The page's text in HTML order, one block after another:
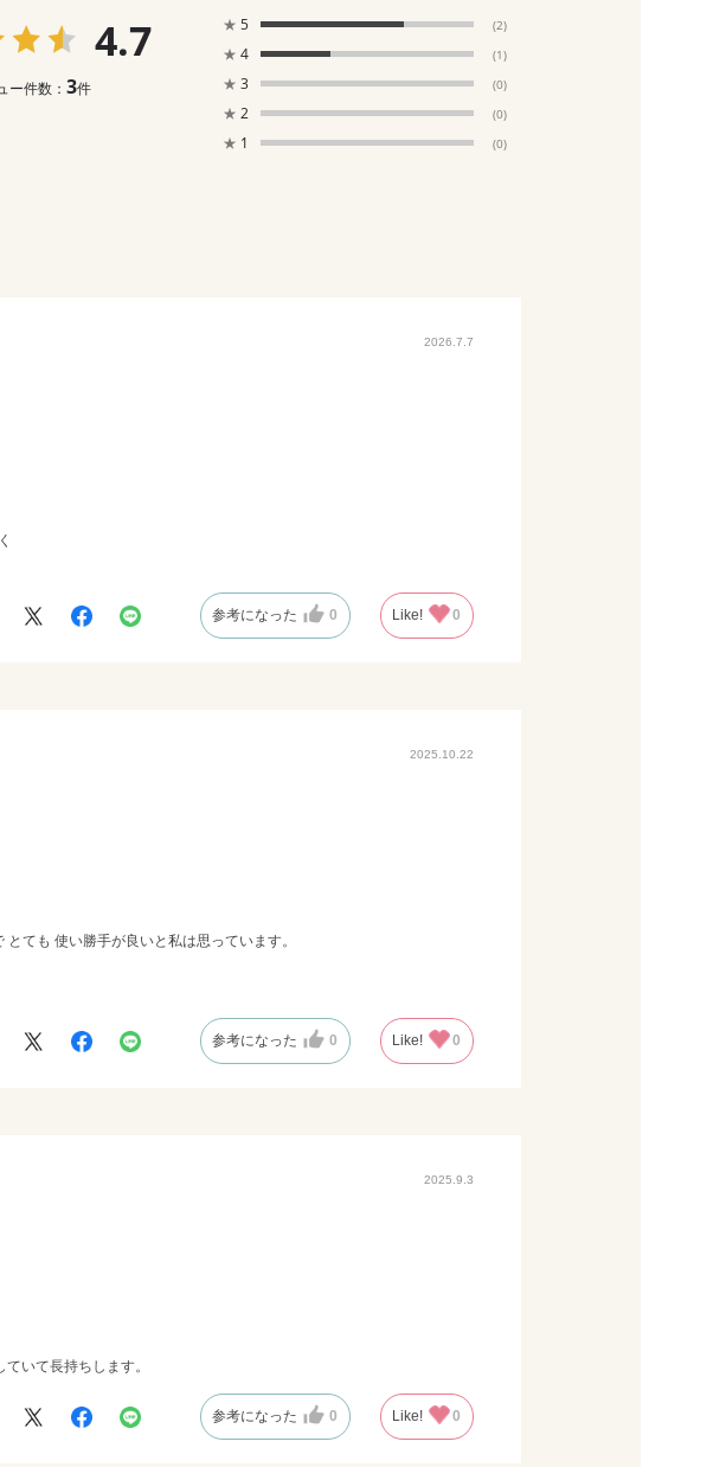
4.7
ー件数： 3件
★ 5 (2)
★ 4 (1)
★ 3 (0)
★ 2 (0)
★ 1 (0)
2026.7.7
参考になった 0 Like! 0
2025.10.22
ても 使い勝手が良いと私は思っています。
参考になった 0 Like! 0
2025.9.3
いて長持ちします。
参考になった 0 Like! 0